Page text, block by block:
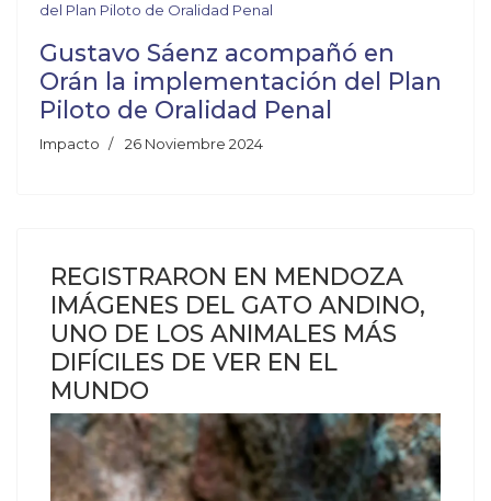
Gustavo Sáenz acompañó en
Orán la implementación del Plan
Piloto de Oralidad Penal
Impacto 26 Noviembre 2024
REGISTRARON EN MENDOZA
IMÁGENES DEL GATO ANDINO,
UNO DE LOS ANIMALES MÁS
DIFÍCILES DE VER EN EL
MUNDO